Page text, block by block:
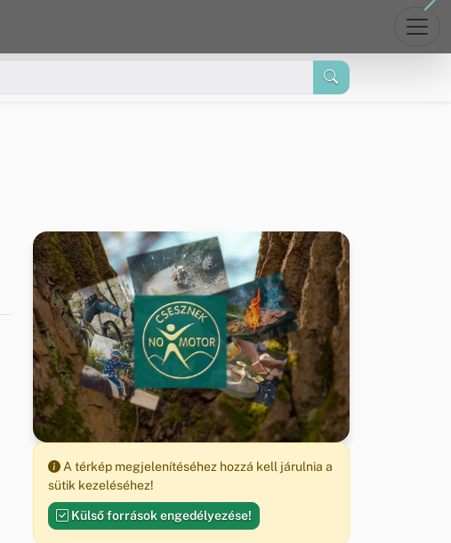
A térkép megjelenítéséhez hozzá kell járulnia a
sütik kezeléséhez!
Külső források engedélyezése!